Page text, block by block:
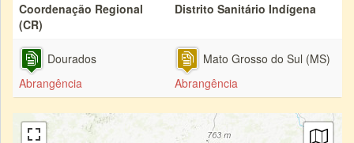
Coordenação Regional
(CR)
Distrito Sanitário Indígena
Dourados
Abrangência
Mato Grosso do Sul (MS)
Abrangência